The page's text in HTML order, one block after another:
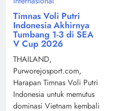
Timnas Voli Putri
Indonesia Akhirnya
Tumbang 1-3 di SEA
V Cup 2026
THAILAND,
Purworejosport.com,
Harapan Timnas Voli Putri
Indonesia untuk memutus
dominasi Vietnam kembali